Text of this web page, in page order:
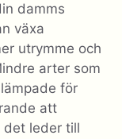
damms
växa
utrymme och
arter som
för
att
det leder till